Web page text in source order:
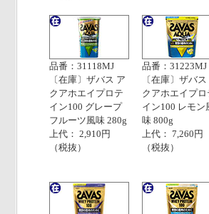
品番：31118MJ
〔在庫〕ザバス ア
クアホエイプロテ
イン100 グレープ
フルーツ風味 280g
上代： 2,910円
（税抜）
品番：31223MJ
〔在庫〕ザバ
クアホエイプロ
イン100 レモン
味 800g
上代： 7,260円
（税抜）